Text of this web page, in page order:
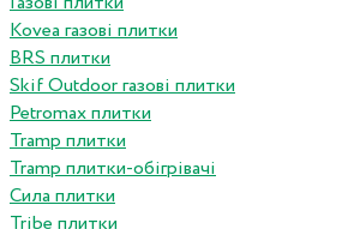
Kovea газові плитки
BRS плитки
Skif Outdoor газові плитки
Petromax плитки
Tramp плитки
Tramp плитки-обігрівачі
Сила плитки